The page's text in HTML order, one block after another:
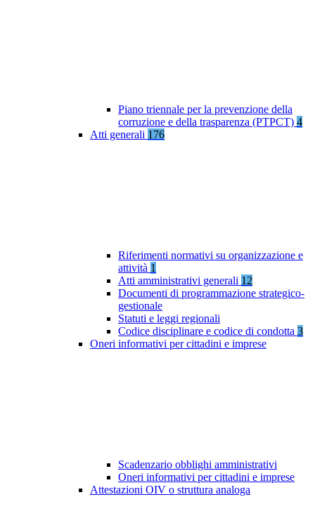
Piano triennale per la prevenzione della
corruzione e della trasparenza (PTPCT) 4
Atti generali 176
Riferimenti normativi su organizzazione e
attività 1
Atti amministrativi generali 12
Documenti di programmazione strategico-
gestionale
Statuti e leggi regionali
Codice disciplinare e codice di condotta 3
Oneri informativi per cittadini e imprese
Scadenzario obblighi amministrativi
Oneri informativi per cittadini e imprese
Attestazioni OIV o struttura analoga